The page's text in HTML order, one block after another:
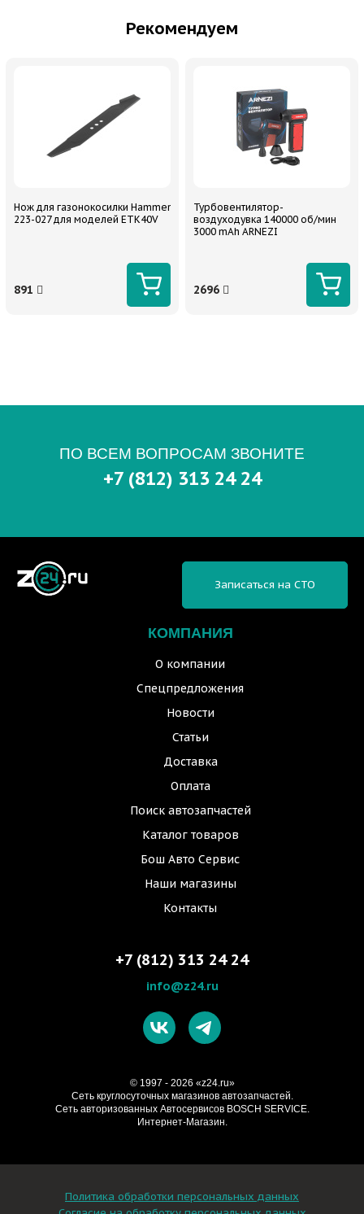
Рекомендуем
Нож для газонокосилки Hammer
223-027 для моделей ETK40V
891
Турбовентилятор-
воздуходувка 140000 об/мин
3000 mAh ARNEZI
2696
ПО ВСЕМ ВОПРОСАМ ЗВОНИТЕ
+7 (812) 313 24 24
КОМПАНИЯ
О компании
Спецпредложения
Новости
Статьи
Доставка
Оплата
Поиск автозапчастей
Каталог товаров
Бош Авто Сервис
Наши магазины
Контакты
Записаться на СТО
+7 (812) 313 24 24
info@z24.ru
© 1997 - 2026 «z24.ru»
Cеть круглосуточных магазинов автозапчастей.
Сеть авторизованных Автосервисов BOSCH SERVICE.
Интернет-Магазин.
Политика обработки персональных данных